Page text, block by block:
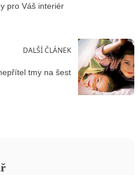
pro Váš interiér
DALŠÍ ČLÁNEK
tmy na šest